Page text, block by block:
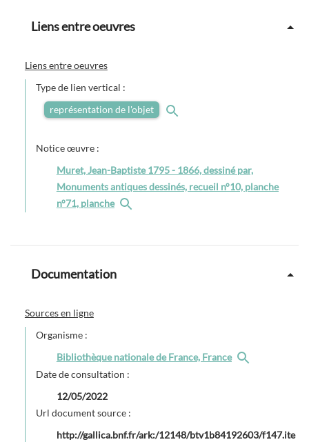
Liens entre oeuvres
Liens entre oeuvres
Type de lien vertical :
représentation de l'objet
Notice œuvre :
Muret, Jean-Baptiste 1795 - 1866, dessiné par,
Monuments antiques dessinés, recueil n°10, planche
n°71, planche
Documentation
Sources en ligne
Organisme :
Bibliothèque nationale de France, France
Date de consultation :
12/05/2022
Url document source :
http://gallica.bnf.fr/ark:/12148/btv1b84192603/f147.ite